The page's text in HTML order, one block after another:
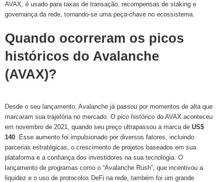
AVAX, é usado para taxas de transação, recompensas de staking e
governança da rede, tornando-se uma peça-chave no ecossistema.
Quando ocorreram os picos
históricos do Avalanche
(AVAX)?
Desde o seu lançamento, Avalanche já passou por momentos de alta que
marcaram sua trajetória no mercado. O pico histórico do AVAX aconteceu
em novembro de 2021, quando seu preço ultrapassou a marca de US$
140. Esse aumento foi impulsionado por diversos fatores, incluindo
parcerias estratégicas, o crescimento de projetos baseados em sua
plataforma e a confiança dos investidores na sua tecnologia. O
lançamento de programas como o “Avalanche Rush”, que incentivou a
liquidez e o uso de protocolos DeFi na rede, também foi um grande